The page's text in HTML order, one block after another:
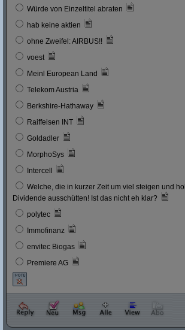
Würde von Einzeltitel abraten
hab keine aktien
ohne Zweifel: AIRBUS!!
voest
Meinl European Land
Telekom Austria
Berkshire-Hathaway
Raiffeisen INT
Goldadler
MorphoSys
Intercell
Welche, die in kurzer Zeit um viel steigen und
Dividende ausschütten! Ist das nicht eh klar?
polytec
Immofinanz
envitec Biogas
Premiere AG